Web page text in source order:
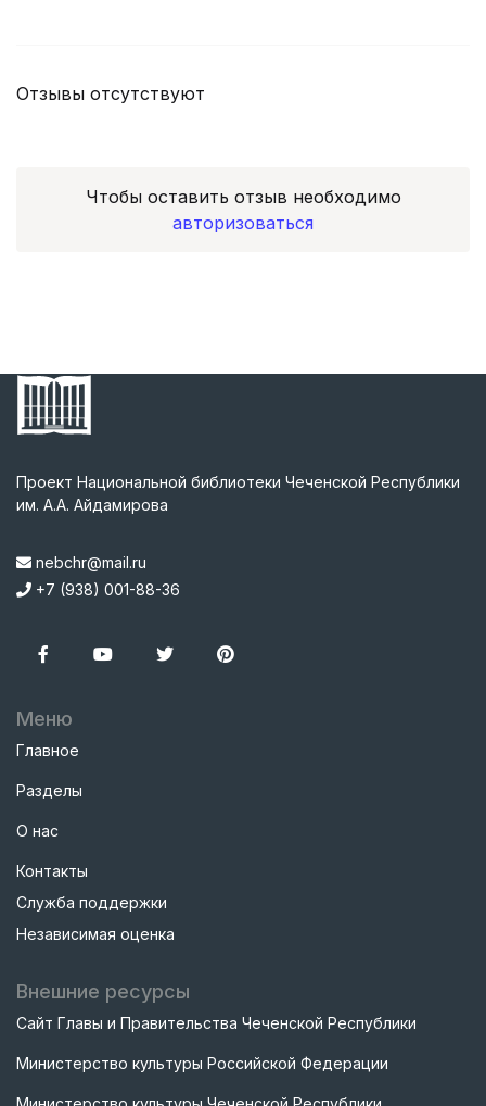
Отзывы отсутствуют
Чтобы оставить отзыв необходимо
авторизоваться
Проект Национальной библиотеки Чеченской Республики
им. А.А. Айдамирова
nebchr@mail.ru
+7 (938) 001-88-36
Меню
Главное
Разделы
О нас
Контакты
Служба поддержки
Независимая оценка
Внешние ресурсы
Сайт Главы и Правительства Чеченской Республики
Министерство культуры Российской Федерации